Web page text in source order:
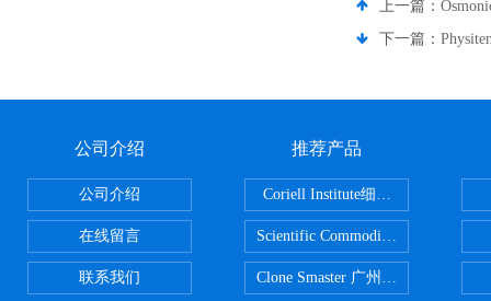
上一篇：
下一篇：
公司介绍
公司介绍
在线留言
联系我们
推荐产品
Scientific CommoditiesPE管 广州
Clone Smaster 广州鸿程代理